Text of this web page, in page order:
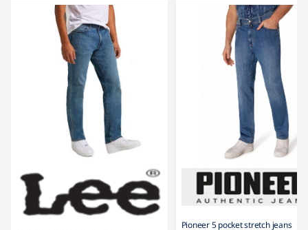
Pioneer 5 pocket stretch jeans